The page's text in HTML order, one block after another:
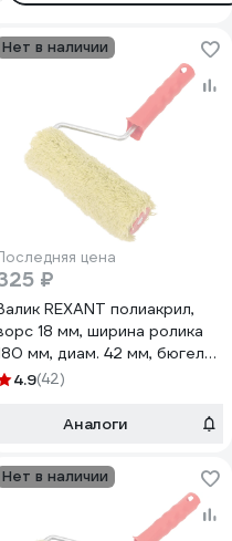
Нет в наличии
цена
₽
REXANT полиакрил,
18 мм, ширина ролика
мм, диам. 42 мм, бюгель
мм серия Мастер 89-0001
4.9(42)
Аналоги
Нет в наличии